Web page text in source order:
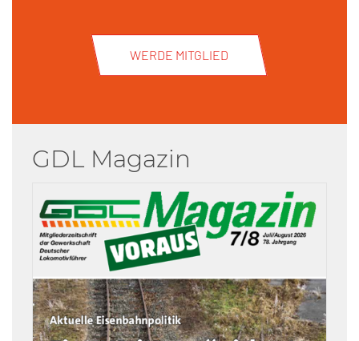
WERDE MITGLIED
GDL Magazin